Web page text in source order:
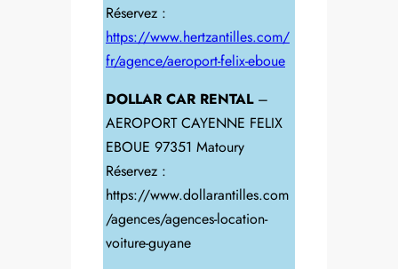
Réservez :
https://www.hertzantilles.com/
fr/agence/aeroport-felix-eboue
DOLLAR CAR RENTAL–
AEROPORT CAYENNE FELIX
EBOUE 97351 Matoury
Réservez :
https://www.dollarantilles.com
/agences/agences-location-
voiture-guyane